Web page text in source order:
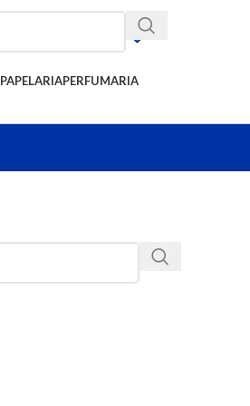
PAPELARIAPERFUMARIA